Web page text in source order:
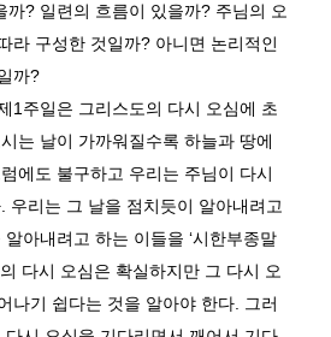
까? 일련의 흐름이 있을까? 주님의 오
라 구성한 것일까? 아니면 논리적인
까?
1 주일은 그리스도의 다시 오심에 초
는 날이 가까워질수록 하늘과 땅에
럼에도 불구하고 우리는 주님이 다시
우리는 그 날을 점치듯이 알아내려고
알아내려고 하는 이들을 ‘시한부종말
다시 오심은 확실하지만 그 다시 오
나기 쉽다는 것을 알아야 한다
그러